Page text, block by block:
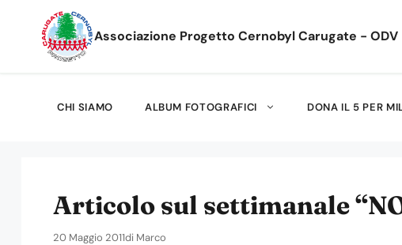
contenuto
Associazione Progetto Cernobyl Carugate - ODV
CHI SIAMO ALBUM FOTOGRAFICI DONA IL 5 PER
Articolo sul settimanale
20 Maggio 2011di Marco